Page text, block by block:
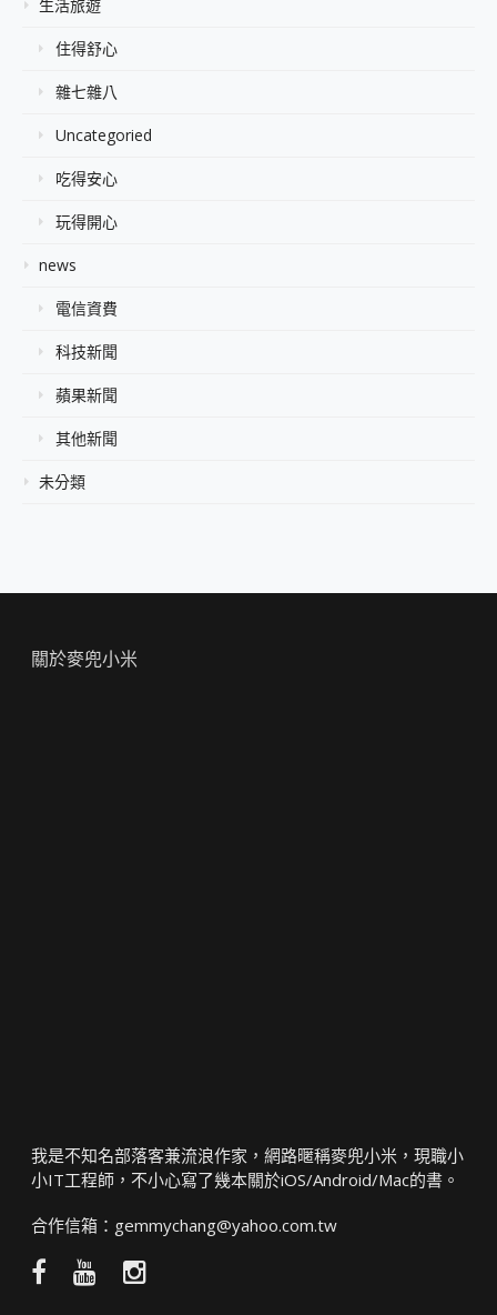
生活旅遊
住得舒心
雜七雜八
Uncategoried
吃得安心
玩得開心
news
電信資費
科技新聞
蘋果新聞
其他新聞
未分類
關於麥兜小米
我是不知名部落客兼流浪作家，網路暱稱麥兜小米，現職小
小IT工程師，不小心寫了幾本關於iOS/Android/Mac的書。
合作信箱： gemmychang@yahoo.com.tw
FacebookYouTube
頻
Instagram